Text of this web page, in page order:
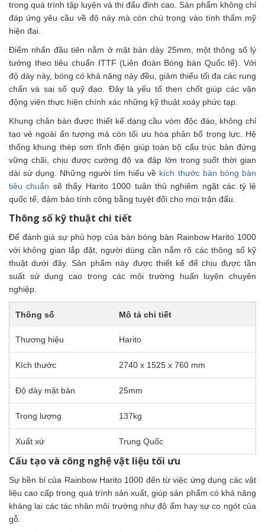
trong quá trình tập luyện và thi đấu đỉnh cao. Sản phẩm không chỉ
đáp ứng yêu cầu về độ nảy mà còn chú trọng vào tính thẩm mỹ
hiện đại.
Điểm nhấn đầu tiên nằm ở mặt bàn dày 25mm, một thông số lý
tưởng theo tiêu chuẩn ITTF (Liên đoàn Bóng bàn Quốc tế). Với
độ dày này, bóng có khả năng nảy đều, giảm thiểu tối đa các rung
chấn và sai số quỹ đạo. Đây là yếu tố then chốt giúp các vận
động viên thực hiện chính xác những kỹ thuật xoáy phức tạp.
Khung chân bàn được thiết kế dạng cầu vòm độc đáo, không chỉ
tạo vẻ ngoài ấn tượng mà còn tối ưu hóa phân bổ trọng lực. Hệ
thống khung thép sơn tĩnh điện giúp toàn bộ cấu trúc bàn đứng
vững chãi, chịu được cường độ va đập lớn trong suốt thời gian
dài sử dụng. Những người tìm hiểu về kích thước bàn bóng bàn
tiêu chuẩn sẽ thấy Harito 1000 tuân thủ nghiêm ngặt các tỷ lệ
quốc tế, đảm bảo tính công bằng tuyệt đối cho mọi trận đấu.
Thông số kỹ thuật chi tiết
Để đánh giá sự phù hợp của bàn bóng bàn Rainbow Harito 1000
với không gian lắp đặt, người dùng cần nắm rõ các thông số kỹ
thuật dưới đây. Sản phẩm này được thiết kế để chịu được tần
suất sử dụng cao trong các môi trường huấn luyện chuyên
nghiệp.
Thông số Mô tả chi tiết
Thương hiệu Harito
Kích thước 2740 x 1525 x 760 mm
Độ dày mặt bàn 25mm
Trọng lượng 137kg
Xuất xứ Trung Quốc
Cấu tạo và công nghệ vật liệu tối ưu
Sự bền bỉ của Rainbow Harito 1000 đến từ việc ứng dụng các vật
liệu cao cấp trong quá trình sản xuất, giúp sản phẩm có khả năng
kháng lại các tác nhân môi trường như độ ẩm hay sự co ngót của
gỗ.